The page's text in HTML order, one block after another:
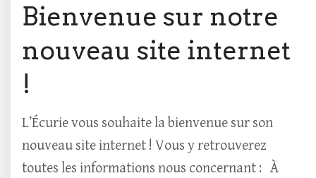
Bienvenue sur notre
nouveau site internet
!
L’Écurie vous souhaite la bienvenue sur son
nouveau site internet ! Vous y retrouverez
toutes les informations nous concernant : À